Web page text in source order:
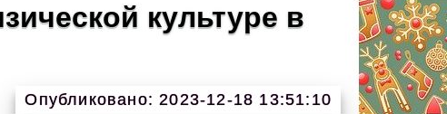
культуре в
Опубликовано: 2023-12-18 13:51:10